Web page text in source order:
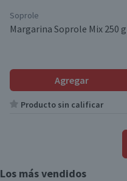
Soprole
Margarina Soprole Mix 250 g
Agregar
Producto sin calificar
Los más vendidos